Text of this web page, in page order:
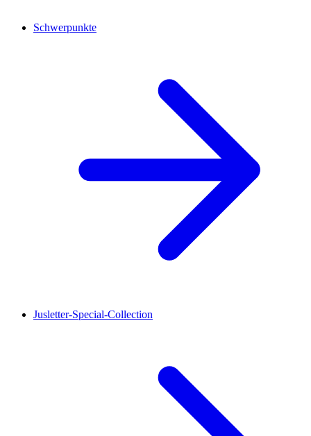
Schwerpunkte
Jusletter-Special-Collection